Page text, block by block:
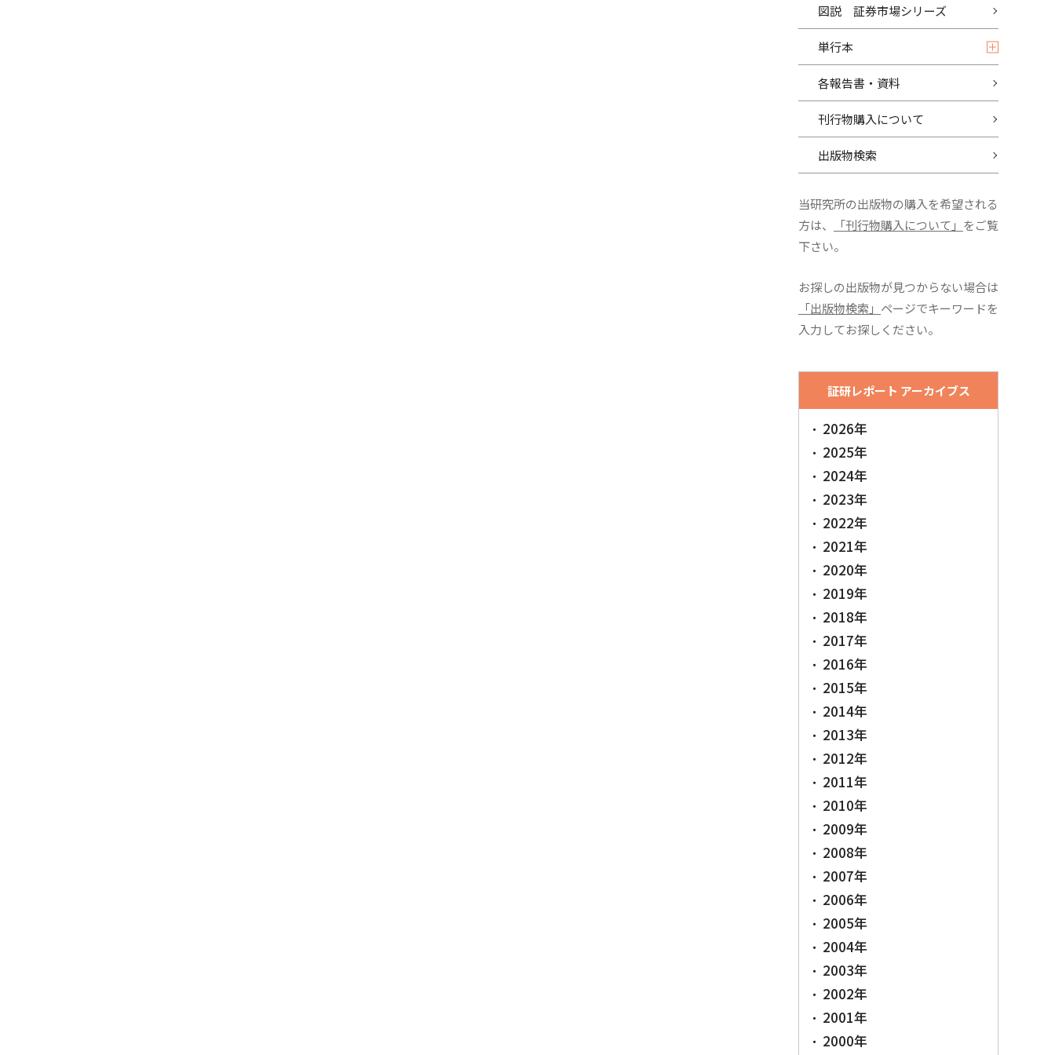
図説 証券市場シリーズ
単行本
各報告書・資料
刊行物購入について
出版物検索
当研究所の出版物の購入を希望される
方は、
「刊行物購入について」 をご覧
下さい。
お探しの出版物が見つからない場合は
「出版物検索」 ページでキーワードを
入力してお探しください。
証研レポート アーカイブス
2026年
2025年
2024年
2023年
2022年
2021年
2020年
2019年
2018年
2017年
2016年
2015年
2014年
2013年
2012年
2011年
2010年
2009年
2008年
2007年
2006年
2005年
2004年
2003年
2002年
2001年
2000年